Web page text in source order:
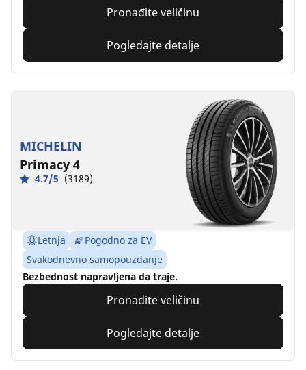
Pronađite veličinu
Pogledajte detalje
MICHELIN
Primacy 4
4.7/5 (3189)
Letnja
Pogodno za EV
Svakodnevno samopouzdanje
Bezbednost napravljena da traje.
Pronađite veličinu
Pogledajte detalje